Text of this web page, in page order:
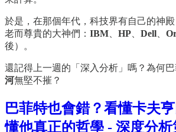
於是，在那個年代，科技界有自己的神
老而尊貴的大神們： IBM HP Dell
後）。
還記得上一週的「深入分析」嗎？為何
河無堅不摧？
巴菲特也會錯？看懂卡夫
懂他真正的哲學 - 深度分